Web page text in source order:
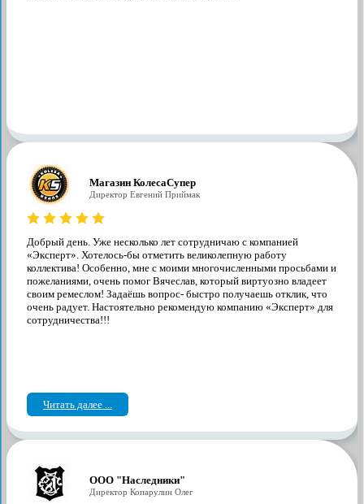
Магазин КолесаСупер
Директор ​Евгений Приймак
Добрый день. Уже несколько лет сотрудничаю с компанией
«Эксперт». Хотелось-бы отметить великолепную работу
коллектива! Особенно, мне с моими многочисленными просьбами и
пожеланиями, очень помог Вячеслав, который виртуозно владеет
своим ремеслом! Задаёшь вопрос- быстро получаешь отклик, что
очень радует. Настоятельно рекомендую компанию «Эксперт» для
сотрудничества!!!
Читать далее ...
ООО "Наследники"
Директор Копарулин Олег